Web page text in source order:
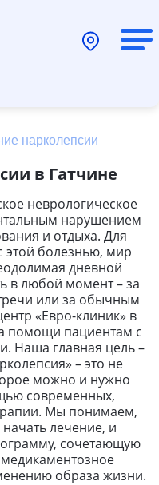
нарколепсии
в Гатчине
неврологическое
нарушением
и отдыха. Для
этой болезнью, мир
дневной
в любой момент – за
или за обычным
«Евро-клиник» в
помощи пациентам с
Наша главная цель –
– это не
можно и нужно
современных,
Мы понимаем,
лечение, и
сочетающую
образа жизни.